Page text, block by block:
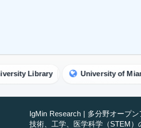
当社のニュースレターに参加する